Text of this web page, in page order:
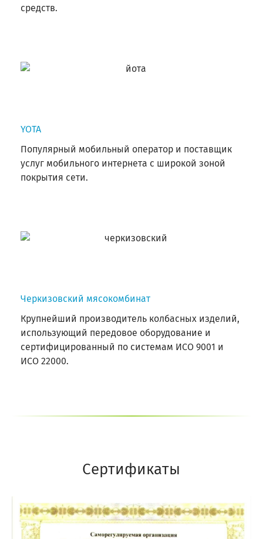
средств.
YOTA
Популярный мобильный оператор и поставщик
услуг мобильного интернета с широкой зоной
покрытия сети.
Черкизовский мясокомбинат
Крупнейший производитель колбасных изделий,
использующий передовое оборудование и
сертифицированный по системам ИСО 9001 и
ИСО 22000.
Сертификаты